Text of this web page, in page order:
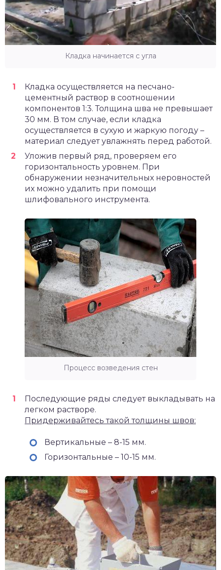
Кладка начинается с угла
Кладка осуществляется на песчано-
цементный раствор в соотношении
компонентов 1:3. Толщина шва не превышает
30 мм. В том случае, если кладка
осуществляется в сухую и жаркую погоду –
материал следует увлажнять перед работой.
Уложив первый ряд, проверяем его
горизонтальность уровнем. При
обнаружении незначительных неровностей
их можно удалить при помощи
шлифовального инструмента.
Процесс возведения стен
Последующие ряды следует выкладывать на
легком растворе.
Придерживайтесь такой толщины швов:
Вертикальные – 8-15 мм.
Горизонтальные – 10-15 мм.